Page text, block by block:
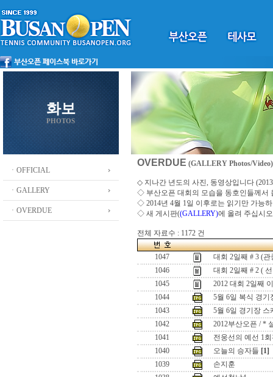
화보
PHOTOS
ㆍOFFICIAL
ㆍGALLERY
ㆍOVERDUE
OVERDUE (GALLERY Photos/Video)
◇ 지나간 년도의 사진, 동영상입니다
◇ 부산오픈 대회의 모습을 동호인들께서
◇ 2014년 4월 1일 이후로는 읽기만 가능
◇ 새 게시판((GALLERY)에 올려 주십시오
전체 자료수 : 1172 건
1047
대회 2일째 # 3 (관
1046
대회 2일째 # 2 (
1045
2012 대회 2일째
1044
5월 6일 복식 경기
1043
5월 6일 경기장 스
1042
2012부산오픈 / *
1041
전웅선의 예선 1
1040
오늘의 승자들 [1]
1039
손지훈